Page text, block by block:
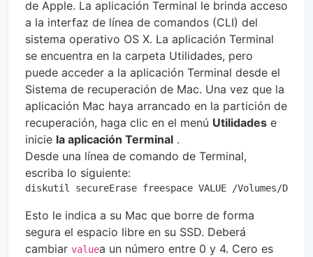
de Apple. La aplicación Terminal le brinda acceso
a la interfaz de línea de comandos (CLI) del
sistema operativo OS X. La aplicación Terminal
se encuentra en la carpeta Utilidades, pero
puede acceder a la aplicación Terminal desde el
Sistema de recuperación de Mac. Una vez que la
aplicación Mac haya arrancado en la partición de
recuperación, haga clic en el menú Utilidades e
inicie la aplicación Terminal .
Desde una línea de comando de Terminal,
escriba lo siguiente:
diskutil secureErase freespace VALUE /Volumes/DRIVE
Esto le indica a su Mac que borre de forma
segura el espacio libre en su SSD. Deberá
cambiar valuea un número entre 0 y 4. Cero es